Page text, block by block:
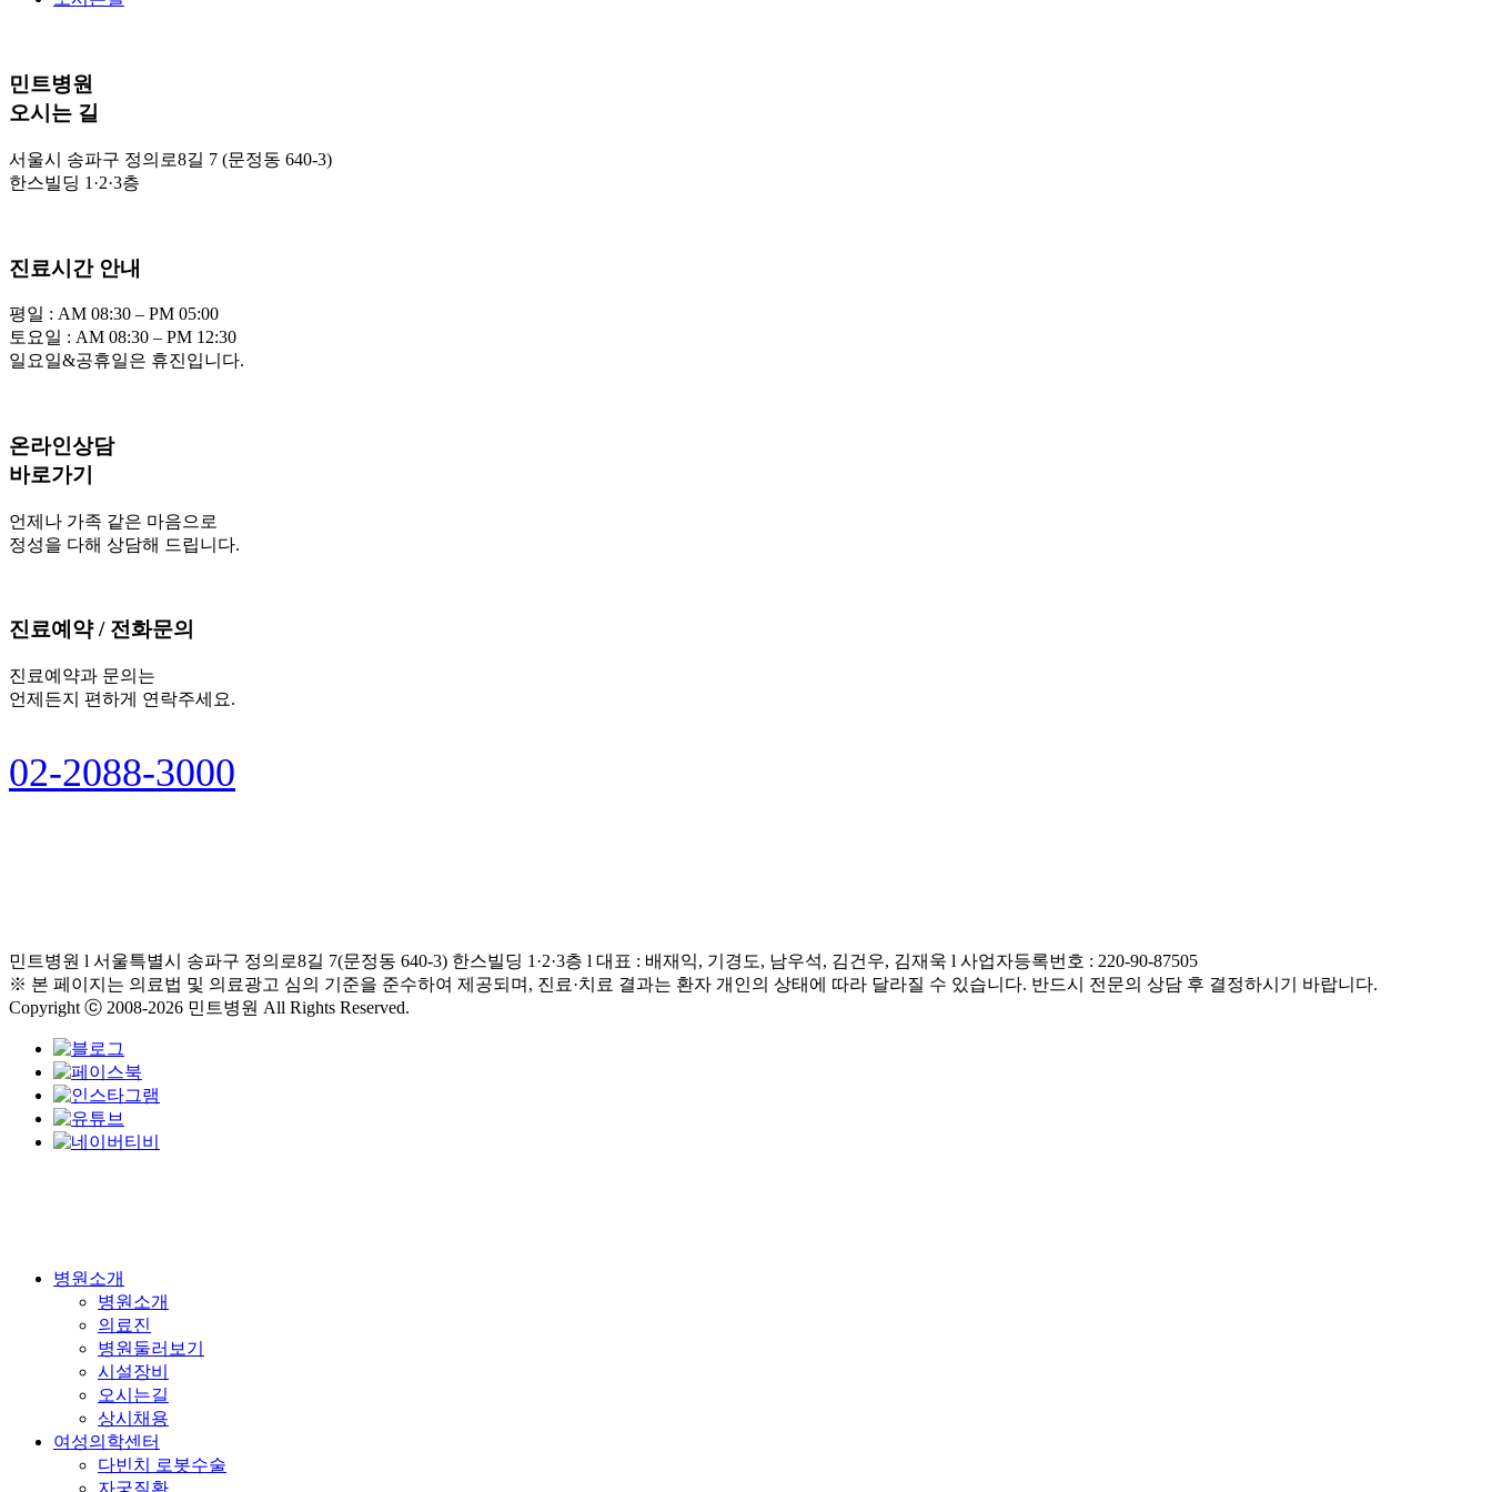
민트병원
오시는 길
서울시 송파구 정의로8길 7 (문정동 640-3)
한스빌딩 1·2·3층
진료시간 안내
평일 : AM 08:30 – PM 05:00
토요일 : AM 08:30 – PM 12:30
일요일&공휴일은 휴진입니다.
온라인상담
바로가기
언제나 가족 같은 마음으로
정성을 다해 상담해 드립니다.
진료예약 / 전화문의
진료예약과 문의는
언제든지 편하게 연락주세요.
02-2088-3000
민트병원 l 서울특별시 송파구 정의로8길 7(문정동 640-3) 한스빌딩 1·2·3층 l 대표 : 배재익, 기경도, 남우석, 김건우, 김재욱 l 사업자등록번호 : 220-90-87505
※ 본 페이지는 의료법 및 의료광고 심의 기준을 준수하여 제공되며, 진료·치료 결과는 환자 개인의 상태에 따라 달라질 수 있습니다. 반드시 전문의 상담 후 결정하시기 바랍니다.
Copyright ⓒ 2008-2026 민트병원 All Rights Reserved.
Close
병원소개
병원소개
의료진
병원둘러보기
시설장비
오시는길
상시채용
여성의학센터
다빈치 로봇수술